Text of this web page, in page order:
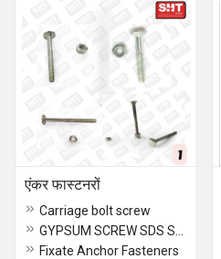
एंकर फास्टनरों
Carriage bolt screw
Fixate Anchor Fasteners